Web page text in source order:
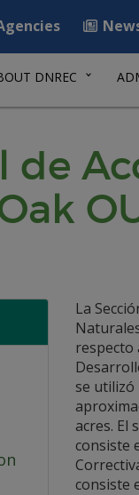
DNREC
de
La
respecto
se utilizó
acres. El
consiste
consiste